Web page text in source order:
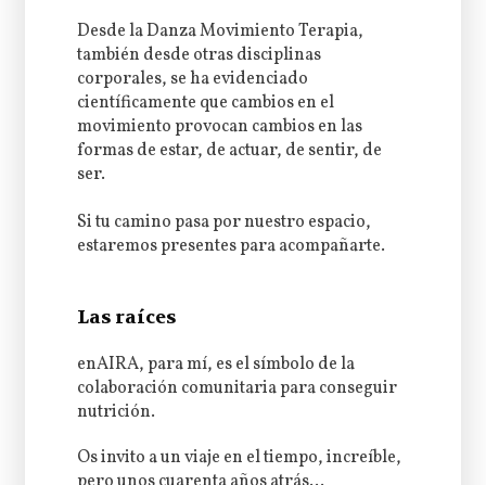
Desde la Danza Movimiento Terapia,
también desde otras disciplinas
corporales, se ha evidenciado
científicamente que cambios en el
movimiento provocan cambios en las
formas de estar, de actuar, de sentir, de
ser.
Si tu camino pasa por nuestro espacio,
estaremos presentes para acompañarte.
Las raíces
enAIRA, para mí, es el símbolo de la
colaboración comunitaria para conseguir
nutrición.
Os invito a un viaje en el tiempo, increíble,